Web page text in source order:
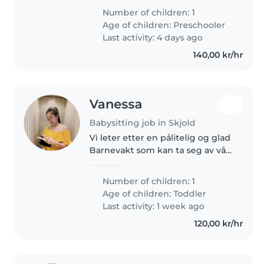
barnehageplass. Josefine er en
blid og nysgjerrig jente som
synes det aller meste er
spennende...
Number of children: 1
Age of children: Preschooler
Last activity: 4 days ago
140,00 kr/hr
Vanessa
Babysitting job in Skjold
Vi leter etter en pålitelig og glad
Barnevakt som kan ta seg av vår
erfaring med barn i den alderen
er en fordel, men vi setter mest
pris på omsorg,..
Number of children: 1
Age of children:Toddler
Last activity: 1 week ago
120,00 kr/hr